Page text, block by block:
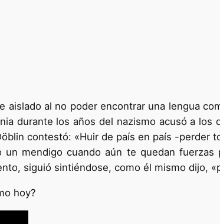
al no poder encontrar una lengua
durante los años del nazismo acusó a los
contestó: «Huir de país en país -perder
mendigo cuando aún te quedan
siguió sintiéndose, como él mismo dijo,
hoy?